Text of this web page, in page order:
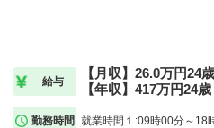
給与
【月収】26.0万円24
【年収】417万円24歳
勤務時間 就業時間１:09時00分～18